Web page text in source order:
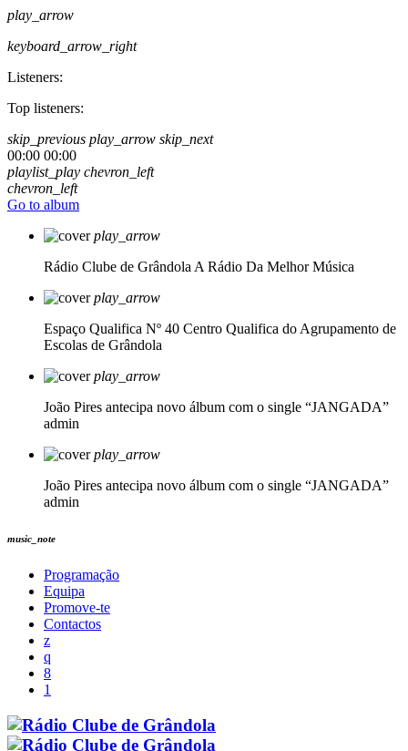
play_arrow
keyboard_arrow_right
Listeners:
Top listeners:
skip_previous play_arrow skip_next
00:00 00:00
playlist_play chevron_left
chevron_left
Go to album
play_arrow
Rádio Clube de Grândola A Rádio Da Melhor Música
play_arrow
Espaço Qualifica Nº 40 Centro Qualifica do Agrupamento de
Escolas de Grândola
play_arrow
João Pires antecipa novo álbum com o single “JANGADA”
admin
play_arrow
João Pires antecipa novo álbum com o single “JANGADA”
admin
music_note
Programação
Equipa
Promove-te
Contactos